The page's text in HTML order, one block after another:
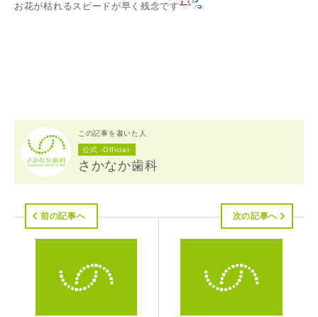
お花が枯れるスピードが早く残念です
この記事を書いた人
公式 -Official-
さかなか歯科
前の記事へ 次の記事へ